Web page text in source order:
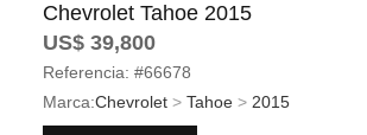
Chevrolet Tahoe 2015
US$ 39,800
Referencia: #66678
Marca:Chevrolet > Tahoe > 2015